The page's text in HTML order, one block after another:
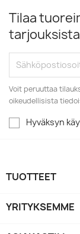
Tilaa
Voit peruuttaa
oikeudellisista
Hyväksyn
TUOTTEET
YRITYKSEMME